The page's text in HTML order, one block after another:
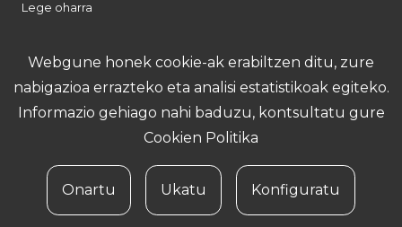
Lege oharra
Pribatutasun politika
Webgune honek cookie-ak erabiltzen ditu, zure
nabigazioa errazteko eta analisi estatistikoak egiteko.
Informazio gehiago nahi baduzu, kontsultatu gure
Cookien Politika
Onartu Ukatu Konfiguratu